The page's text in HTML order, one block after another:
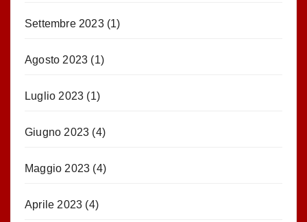
Settembre 2023(1)
Agosto 2023 (1)
Luglio 2023 (1)
Giugno 2023 (4)
Maggio 2023 (4)
Aprile 2023 (4)